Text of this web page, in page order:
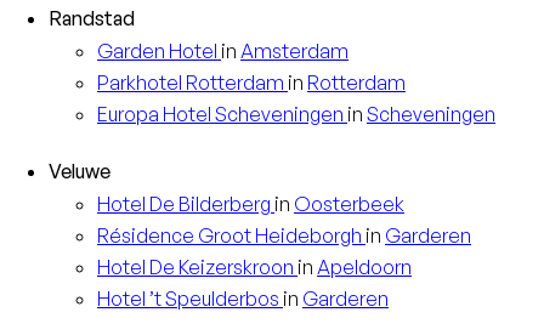
Randstad
Garden Hotel in Amsterdam
Parkhotel Rotterdam in Rotterdam
Europa Hotel Scheveningen in Scheveningen
Veluwe
Hotel De Bilderberg in Oosterbeek
Résidence Groot Heideborgh in Garderen
Hotel De Keizerskroon in Apeldoorn
Hotel ’t Speulderbos in Garderen